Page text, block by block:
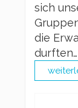
sich
die
durften…